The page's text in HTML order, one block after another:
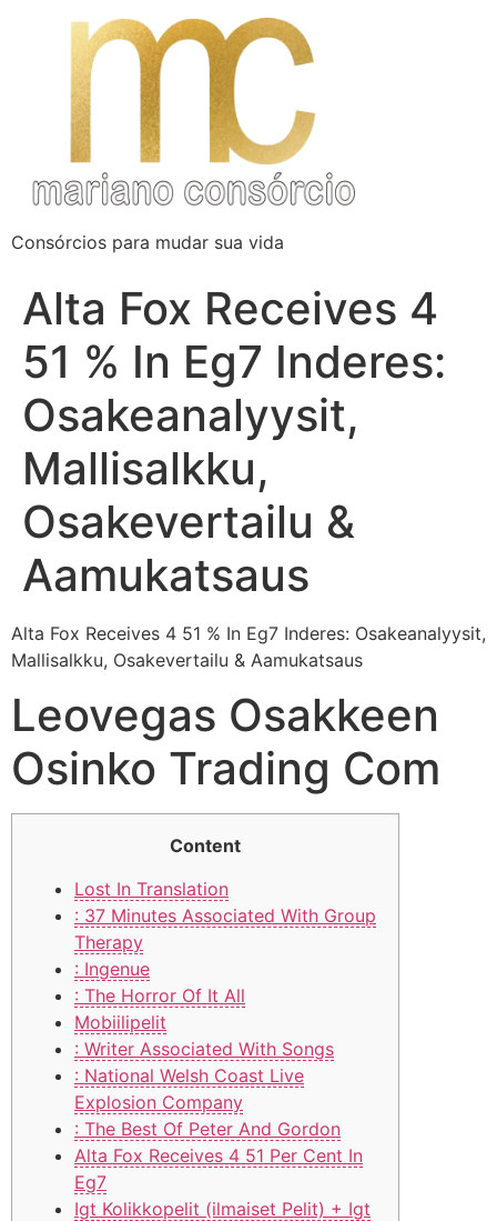
Consórcios para mudar sua vida
Alta Fox Receives 4
51 % In Eg7 Inderes:
Osakeanalyysit,
Mallisalkku,
Osakevertailu &
Aamukatsaus
Alta Fox Receives 4 51 % In Eg7 Inderes: Osakeanalyysit,
Mallisalkku, Osakevertailu & Aamukatsaus
Leovegas Osakkeen
Osinko Trading Com
Content
Lost In Translation
: 37 Minutes Associated With Group
Therapy
: Ingenue
: The Horror Of It All
Mobiilipelit
: Writer Associated With Songs
: National Welsh Coast Live
Explosion Company
: The Best Of Peter And Gordon
Alta Fox Receives 4 51 Per Cent In
Eg7
Igt Kolikkopelit (ilmaiset Pelit) + Igt